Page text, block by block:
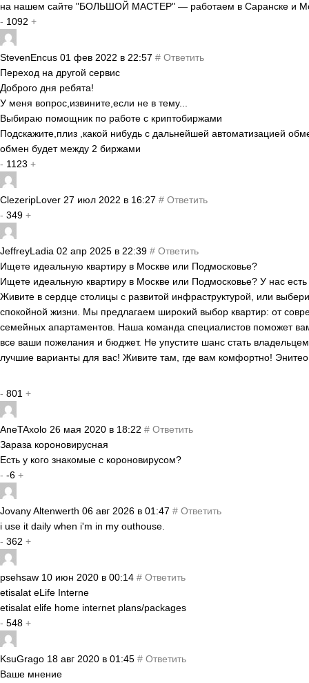
на нашем сайте "БОЛЬШОЙ МАСТЕР" — работаем в Саранске и
- 1092 +
StevenEncus 01 фев 2022 в 22:57 # Ответить
Переход на другой сервис
Доброго дня ребята!
У меня вопрос,извините,если не в тему...
Выбираю помощник по работе с криптобиржами
Подскажите,плиз ,какой нибудь с дальнейшей автоматизацией
обмен будет между 2 биржами
- 1123 +
ClezeripLover 27 июл 2022 в 16:27 # Ответить
- 349 +
JeffreyLadia 02 апр 2025 в 22:39 # Ответить
Ищете идеальную квартиру в Москве или Подмосковье?
Ищете идеальную квартиру в Москве или Подмосковье? У нас
Живите в сердце столицы с развитой инфраструктурой, или
спокойной жизни. Мы предлагаем широкий выбор квартир: от
семейных апартаментов. Наша команда специалистов поможет
все ваши пожелания и бюджет. Не упустите шанс стать
лучшие варианты для вас! Живите там, где вам комфортно!
- 801 +
AneTAxolo 26 мая 2020 в 18:22 # Ответить
Зараза короновирусная
Есть у кого знакомые с короновирусом?
- -6 +
Jovany Altenwerth 06 авг 2026 в 01:47 # Ответить
i use it daily when i'm in my outhouse.
- 362 +
psehsaw 10 июн 2020 в 00:14 # Ответить
etisalat eLife Interne
etisalat elife home internet plans/packages
- 548 +
KsuGrago 18 авг 2020 в 01:45 # Ответить
Ваше мнение